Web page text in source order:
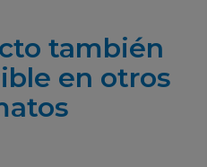
también
en otros